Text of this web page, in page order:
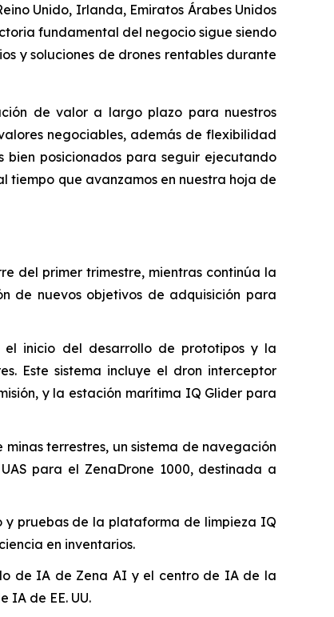
Unido, Irlanda, Emiratos Árabes Unidos
fundamental del negocio sigue siendo
y soluciones de drones rentables durante
de valor a largo plazo para nuestros
negociables, además de flexibilidad
posicionados para seguir ejecutando
tiempo que avanzamos en nuestra hoja de
del primer trimestre, mientras continúa la
de nuevos objetivos de adquisición para
el inicio del desarrollo de prototipos y la
Este sistema incluye el dron interceptor
y la estación marítima IQ Glider para
terrestres, un sistema de navegación
para el ZenaDrone 1000, destinada a
y pruebas de la plataforma de limpieza IQ
en inventarios.
de IA de Zena AI y el centro de IA de la
de EE. UU.